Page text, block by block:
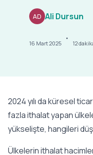
AD Ali Dursun
16 Mart 2025
•
12
2024 yılı da küresel
fazla ithalat yapan
yükselişte, hangileri
Ülkelerin ithalat